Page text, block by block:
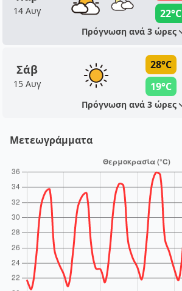
14 Αυγ
22°C
Πρόγνωση ανά 3 ώρες
Σάβ
15 Αυγ
28°C
19°C
Πρόγνωση ανά 3 ώρες
Μετεωγράμματα